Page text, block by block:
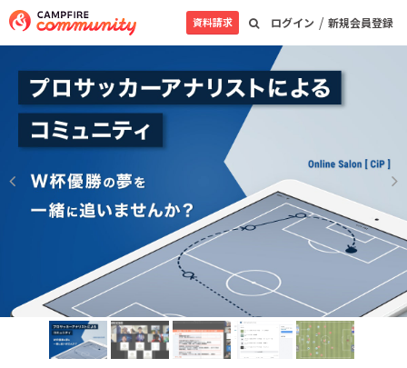
ログイン / 新規会員登録
資料請求